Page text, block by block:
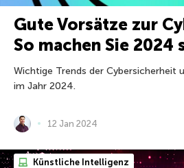
Gute Vorsätze zur
So machen Sie 2024
Wichtige Trends der Cybersicherheit
im Jahr 2024.
12 Jan 2024
Künstliche Intelligenz